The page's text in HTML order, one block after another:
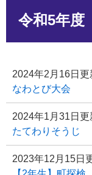
令和5年
2024年2月16日更
なわとび大会
2024年1月31日更
たてわりそうじ
2023年12月15日